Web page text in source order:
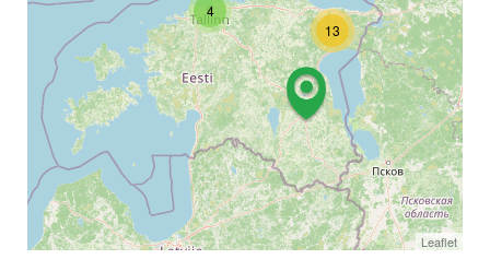
4
13
Leaflet